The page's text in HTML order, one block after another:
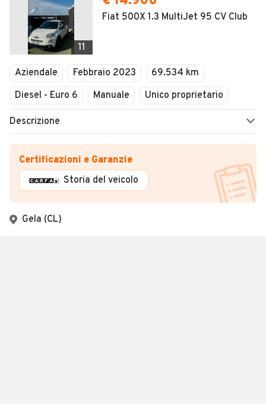
11
Fiat 500X 1.3 MultiJet 95 CV Club
Aziendale Febbraio 2023
69.534 km
Diesel - Euro 6
Manuale Unico proprietario
Descrizione
Certificazioni e Garanzie
Storia del veicolo
Gela (CL)